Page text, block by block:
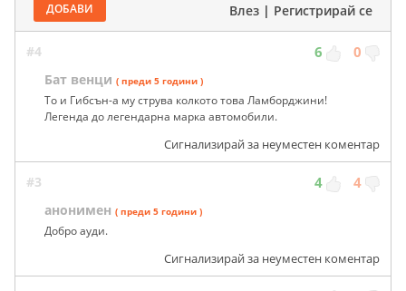
ДОБАВИ Влез | Регистрирай се
#4 6 0
Бат венци ( преди 5 години )
То и Гибсън-а му струва колкото това Ламборджини!
Легенда до легендарна марка автомобили.
Сигнализирай за неуместен коментар
#3 4 4
анонимен ( преди 5 години )
Добро ауди.
Сигнализирай за неуместен коментар